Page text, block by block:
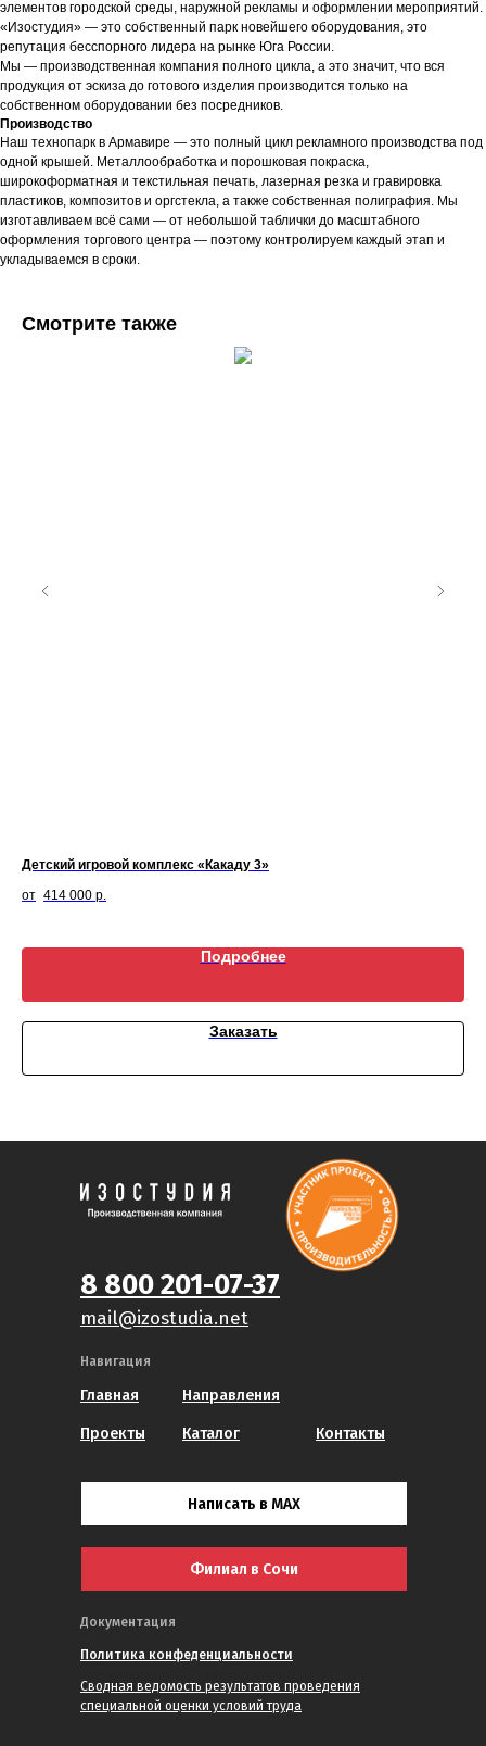
элементов городской среды, наружной рекламы и оформлении мероприятий.
«Изостудия» — это собственный парк новейшего оборудования, это
репутация бесспорного лидера на рынке Юга России.
Мы — производственная компания полного цикла, а это значит, что вся
продукция от эскиза до готового изделия производится только на
собственном оборудовании без посредников.
Производство
Наш технопарк в Армавире — это полный цикл рекламного производства под
одной крышей. Металлообработка и порошковая покраска,
широкоформатная и текстильная печать, лазерная резка и гравировка
пластиков, композитов и оргстекла, а также собственная полиграфия. Мы
изготавливаем всё сами — от небольшой таблички до масштабного
оформления торгового центра — поэтому контролируем каждый этап и
укладываемся в сроки.
Смотрите также
Детский игровой комплекс «Какаду 3»
414 000 р.
Подробнее
Заказать
Главная
Политика конфеденциальности
Навигация
Документация
Направления
Каталог Контакты
8 800 201-07-37
Сводная ведомость результатов проведения
специальной оценки условий труда
Проекты
mail@izostudia.net
Написать в MAX
Филиал в Сочи